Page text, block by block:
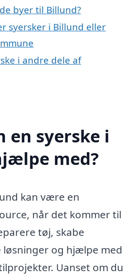
byer til Billund?
syersker i Billund eller
i andre dele af
en syerske i
med?
kan være en
når det kommer til
tøj, skabe
og hjælpe med
Uanset om du